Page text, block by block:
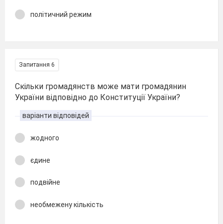
політичний режим
Запитання 6
Скільки громадянств може мати громадянин
України відповідно до Конституції України?
варіанти відповідей
жодного
єдине
подвійне
необмежену кількість